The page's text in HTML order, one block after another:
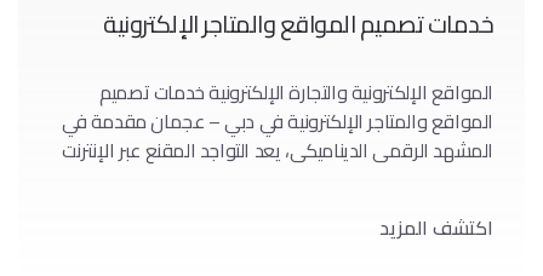
خدمات تصميم المواقع والمتاجر الإلكترونية
المواقع الإلكترونية والتجارة الإلكترونية خدمات تصميم
المواقع والمتاجر الإلكترونية في دبي – عجمان مقدمة في
المشهد الرقمي الديناميكي، يعد التواجد المقنع عبر الإنترنت
الحاسمة لنجاح المشروع عبر الإنترنت. من الجماليات إلى
اكتشف المزيد